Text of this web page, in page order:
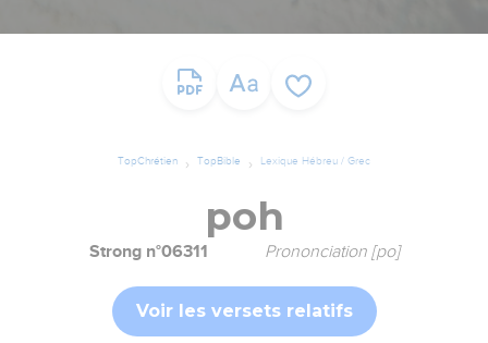
TopChrétien TopBible Lexique Hébreu / Grec
poh
Strong n°06311 Prononciation [po]
Voir les versets relatifs